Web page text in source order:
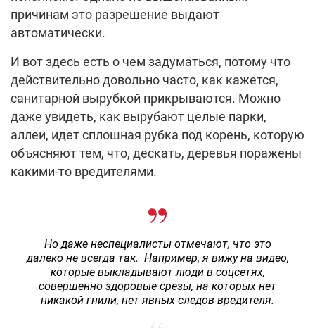
причинам это разрешение выдают
автоматически.
И вот здесь есть о чем задуматься, потому что
действительно довольно часто, как кажется,
санитарной вырубкой прикрываются. Можно
даже увидеть, как вырубают целые парки,
аллеи, идет сплошная рубка под корень, которую
объясняют тем, что, дескать, деревья поражены
какими-то вредителями.
Но даже неспециалисты отмечают, что это
далеко не всегда так. Например, я вижу на видео,
которые выкладывают люди в соцсетях,
совершенно здоровые срезы, на которых нет
никакой гнили, нет явных следов вредителя.